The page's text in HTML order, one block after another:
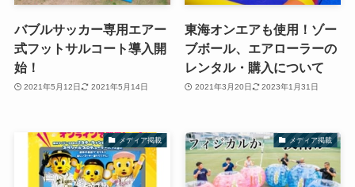
バブルサッカー専用エアー
式フットサルコート導入開
始！
2021年5月12日 2021年5月14日
東海オンエアも使用！ゾー
ブボール、エアローラーの
レンタル・購入について
2021年3月20日 2023年1月31日
メディア掲載 メディア掲載